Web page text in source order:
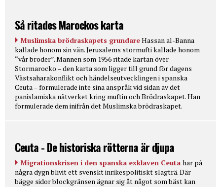
Så ritades Marockos karta
Muslimska brödraskapets grundareHassan al-Banna
kallade honom sin vän. Jerusalems stormufti kallade honom
“vår broder”. Mannen som 1956 ritade kartan över
Stormarocko – den karta som ligger till grund för dagens
Västsaharakonflikt och händelseutvecklingen i spanska
Ceuta – formulerade inte sina anspråk vid sidan av det
panislamiska nätverket kring muftin och Brödraskapet. Han
formulerade dem inifrån det Muslimska brödraskapet.
Ceuta - De historiska rötterna är djupa
Migrationskrisen i den spanska exklaven Ceuta har på
några dygn blivit ett svenskt inrikespolitiskt slagträ. Där
bägge sidor blockgränsen ägnar sig åt något som bäst kan